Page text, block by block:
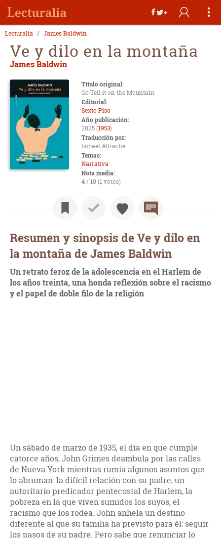
Lecturalia James Baldwin
Ve y dilo en la montaña
James Baldwin
Título original:
Go Tell it on the Mountain
Editorial:
Sexto Piso
Año publicación:
2025 (1953)
Traducción por:
Ismael Attrache
Temas:
Narrativa
Nota media:
4 / 10 (1 votos)
Resumen y sinopsis de Ve y dilo en
la montaña de James Baldwin
Un retrato feroz de la adolescencia en el Harlem de
los años treinta, una honda reflexión sobre el racismo
y el papel de doble filo de la religión
Un sábado de marzo de 1935, el día en que cumple
catorce años, John Grimes deambula por las calles
de Nueva York mientras rumia algunos asuntos que
lo abruman: la difícil relación con su padre, un
autoritario predicador pentecostal de Harlem, la
pobreza en la que viven sumidos los suyos, el
racismo que los rodea. John anhela un destino
diferente al que su familia ha previsto para él: seguir
los pasos de su padre. Pero sabe que renunciar lo